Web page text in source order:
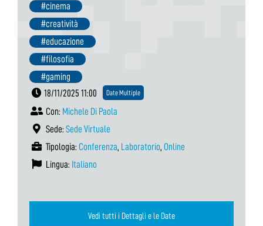
#cinema
#creatività
#educazione
#filosofia
#gaming
18/11/2025 11:00
Date Multiple
Con: Michele Di Paola
Sede: Sede Virtuale
Tipologia: Conferenza, Laboratorio, Online
Lingua: Italiano
Vedi tutti i Dettagli e le Date